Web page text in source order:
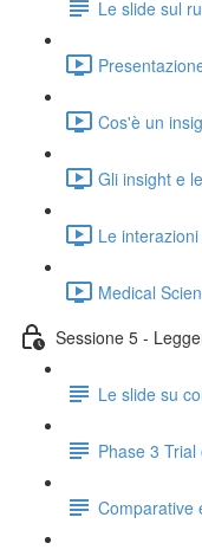
Le slide sul
Cos'è un
Gli insight e
Le
Medical
Sessione 5 -
Le slide su
Phase 3
Comparative